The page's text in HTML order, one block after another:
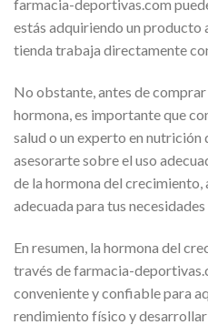
farmacia-deportivas.com
estás adquiriendo un producto
tienda trabaja directamente
No obstante, antes de
hormona, es importante que
salud o un experto en
asesorarte sobre el uso
de la hormona del crecimiento,
adecuada para tus
En resumen, la hormona del
través de farmacia-
conveniente y confiable para
rendimiento físico y desarrollar